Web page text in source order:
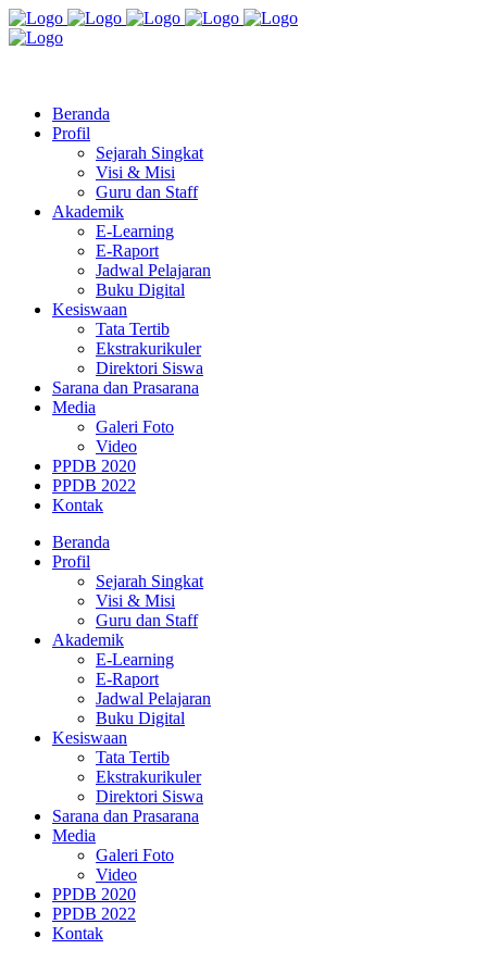
Beranda
Profil
Sejarah Singkat
Visi & Misi
Guru dan Staff
Akademik
E-Learning
E-Raport
Jadwal Pelajaran
Buku Digital
Kesiswaan
Tata Tertib
Ekstrakurikuler
Direktori Siswa
Sarana dan Prasarana
Media
Galeri Foto
Video
PPDB 2020
PPDB 2022
Kontak
Beranda
Profil
Sejarah Singkat
Visi & Misi
Guru dan Staff
Akademik
E-Learning
E-Raport
Jadwal Pelajaran
Buku Digital
Kesiswaan
Tata Tertib
Ekstrakurikuler
Direktori Siswa
Sarana dan Prasarana
Media
Galeri Foto
Video
PPDB 2020
PPDB 2022
Kontak